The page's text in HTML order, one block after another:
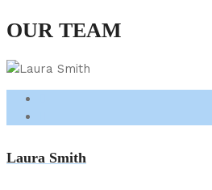
OUR TEAM
Laura Smith